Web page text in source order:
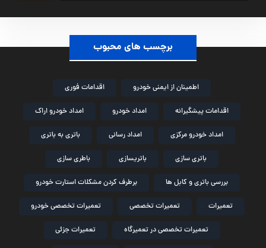
برچسب های محبوب
اطمینان از ایمنی خودرو اقدامات فوری
اقدامات پیشگیرانه امداد خودرو امداد خودرو اراک
امداد خودرو مرکزی امداد رسانی باتری به باتری
باتری سازی باتریسازی باطری سازی
بررسی باتری و کابل ها برطرف کردن مشکلات استارت خودرو
تعمیرات تعمیرات تخصصی تعمیرات تخصصی خودرو
تعمیرات تخصصی در تعمیرگاه تعمیرات جزئی